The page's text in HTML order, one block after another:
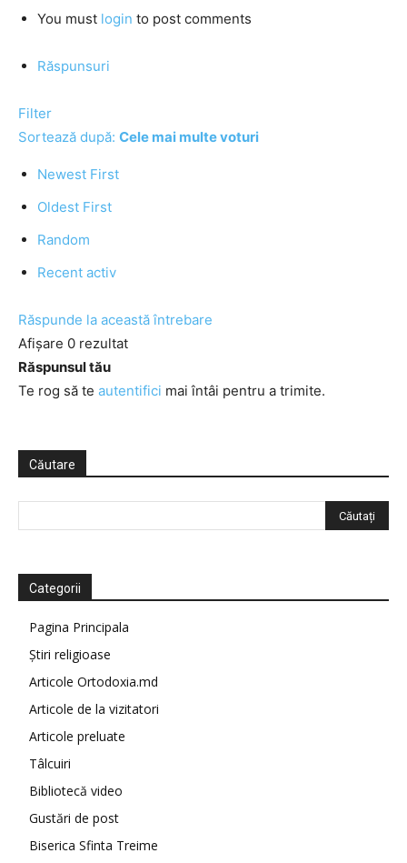
You must login to post comments
Răspunsuri
Filter
Sortează după: Cele mai multe voturi
Newest First
Oldest First
Random
Recent activ
Răspunde la această întrebare
Afișare 0 rezultat
Răspunsul tău
Te rog să te autentifici mai întâi pentru a trimite.
Căutare
Categorii
Pagina Principala
Știri religioase
Articole Ortodoxia.md
Articole de la vizitatori
Articole preluate
Tâlcuiri
Bibliotecă video
Gustări de post
Biserica Sfinta Treime